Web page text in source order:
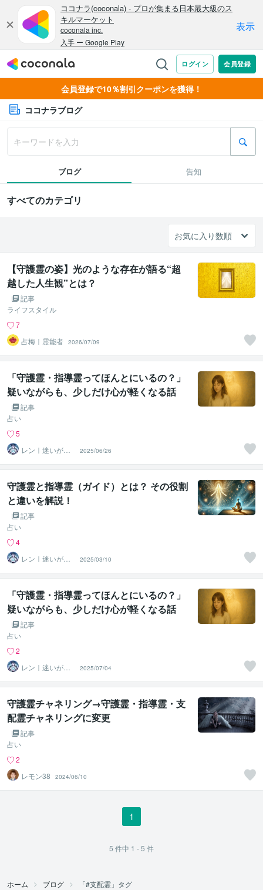
会員登録で10％割引クーポンを獲得！
ココナラブログ
ブログ 告知
すべてのカテゴリ
【守護霊の姿】光のような存在が語る“超
越した人生観”とは？
記事
ライフスタイル
7
占梅｜霊能者 2026/07/09
「守護霊・指導霊ってほんとにいるの？」
疑いながらも、少しだけ心が軽くなる話
第1話
記事
占い
5
レン｜迷いが自
信に変わる魂の
守護霊鑑定
2025/06/26
守護霊と指導霊（ガイド）とは？ その役割
と違いを解説！
記事
占い
4
レン｜迷いが自
信に変わる魂の
守護霊鑑定
2025/03/10
「守護霊・指導霊ってほんとにいるの？」
疑いながらも、少しだけ心が軽くなる話
第2話
記事
占い
2
レン｜迷いが自
信に変わる魂の
守護霊鑑定
2025/07/04
守護霊チャネリング→守護霊・指導霊・支
配霊チャネリングに変更
記事
占い
2
レモン38
2024/06/10
1
5 件中 1 - 5 件
ホーム ブログ 「#支配霊」タグ